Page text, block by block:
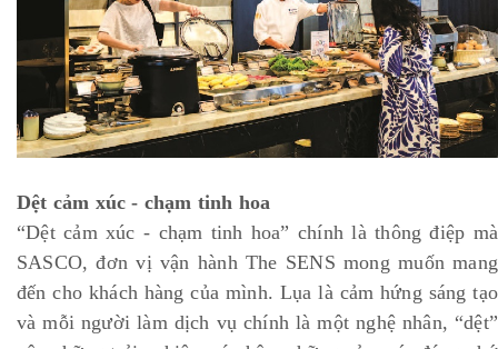
Dệt cảm xúc - chạm tinh hoa
“Dệt cảm xúc - chạm tinh hoa” chính là thông điệp mà
SASCO, đơn vị vận hành The SENS mong muốn mang
đến cho khách hàng của mình. Lụa là cảm hứng sáng tạo
và mỗi người làm dịch vụ chính là một nghệ nhân, “dệt”